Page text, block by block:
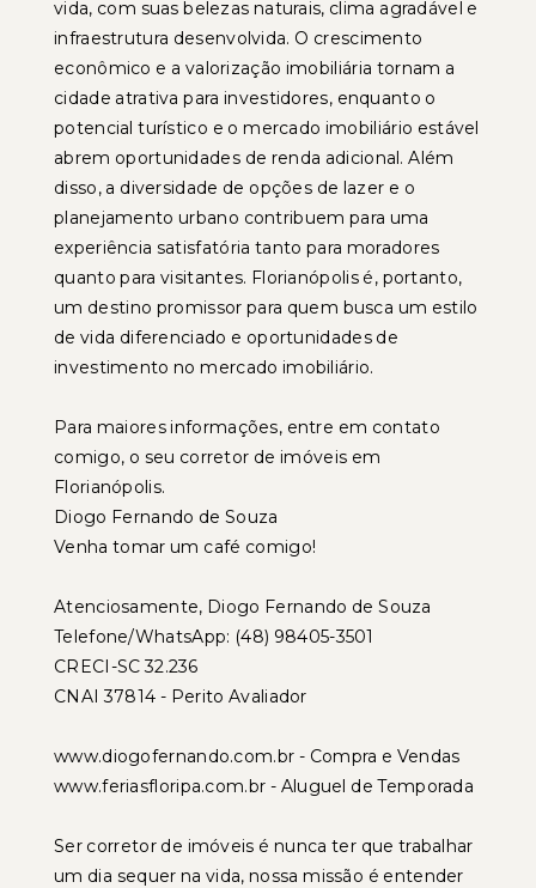
vida, com suas belezas naturais, clima agradável e
infraestrutura desenvolvida. O crescimento
econômico e a valorização imobiliária tornam a
cidade atrativa para investidores, enquanto o
potencial turístico e o mercado imobiliário estável
abrem oportunidades de renda adicional. Além
disso, a diversidade de opções de lazer e o
planejamento urbano contribuem para uma
experiência satisfatória tanto para moradores
quanto para visitantes. Florianópolis é, portanto,
um destino promissor para quem busca um estilo
de vida diferenciado e oportunidades de
investimento no mercado imobiliário.
Para maiores informações, entre em contato
comigo, o seu corretor de imóveis em
Florianópolis.
Diogo Fernando de Souza
Venha tomar um café comigo!
Atenciosamente, Diogo Fernando de Souza
Telefone/WhatsApp: (48) 98405-3501
CRECI-SC 32.236
CNAI 37814 - Perito Avaliador
www.diogofernando.com.br - Compra e Vendas
www.feriasfloripa.com.br - Aluguel de Temporada
Ser corretor de imóveis é nunca ter que trabalhar
um dia sequer na vida, nossa missão é entender